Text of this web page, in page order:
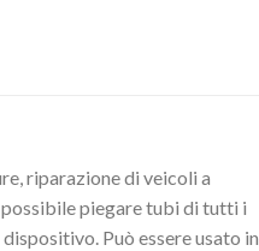
riparazione di veicoli a
piegare tubi di tutti i
Può essere usato in